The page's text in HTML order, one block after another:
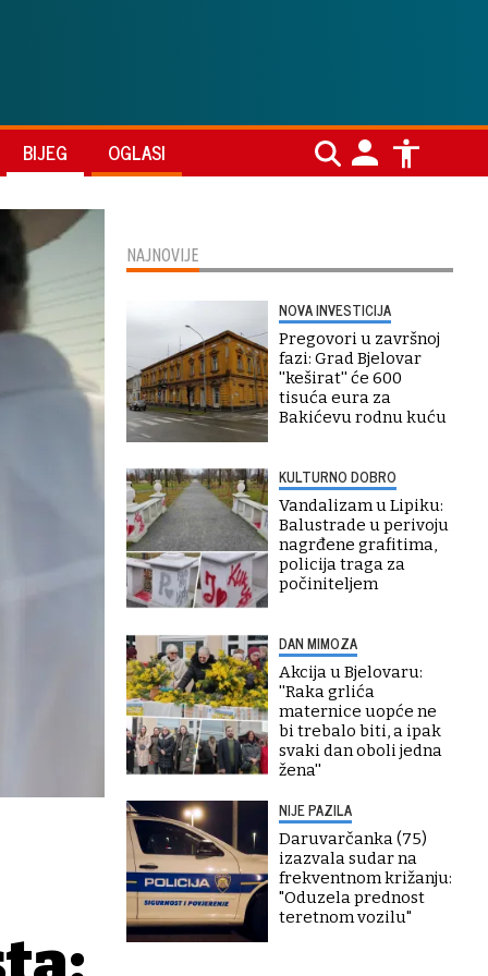
BIJEG OGLASI
NAJNOVIJE
NOVA INVESTICIJA
Pregovori u završnoj
fazi: Grad Bjelovar
''keširat'' će 600
tisuća eura za
Bakićevu rodnu kuću
KULTURNO DOBRO
Vandalizam u Lipiku:
Balustrade u perivoju
nagrđene grafitima,
policija traga za
počiniteljem
DAN MIMOZA
Akcija u Bjelovaru:
''Raka grlića
maternice uopće ne
bi trebalo biti, a ipak
svaki dan oboli jedna
žena''
NIJE PAZILA
Daruvarčanka (75)
izazvala sudar na
frekventnom križanju:
"Oduzela prednost
teretnom vozilu"